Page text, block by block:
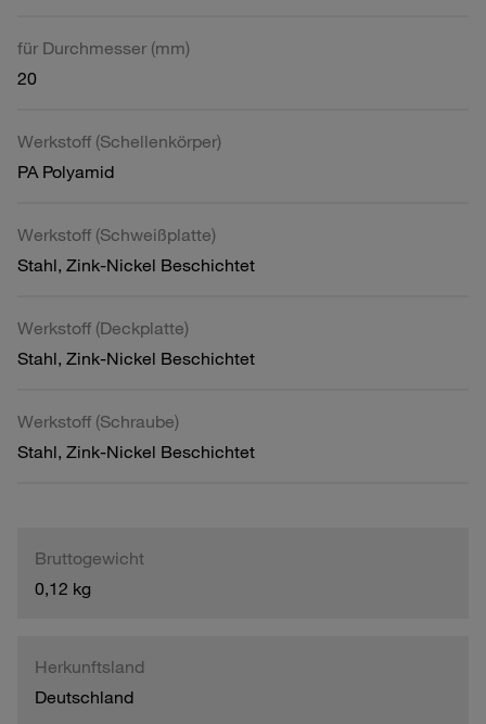
für Durchmesser (mm)
20
Werkstoff (Schellenkörper)
PA Polyamid
Werkstoff (Schweißplatte)
Stahl, Zink-Nickel Beschichtet
Werkstoff (Deckplatte)
Stahl, Zink-Nickel Beschichtet
Werkstoff (Schraube)
Stahl, Zink-Nickel Beschichtet
Bruttogewicht
0,12 kg
Herkunftsland
Deutschland